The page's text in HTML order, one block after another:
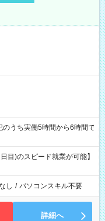
目)のスピード就業が可能】
し / パソコンスキル不要
詳細へ